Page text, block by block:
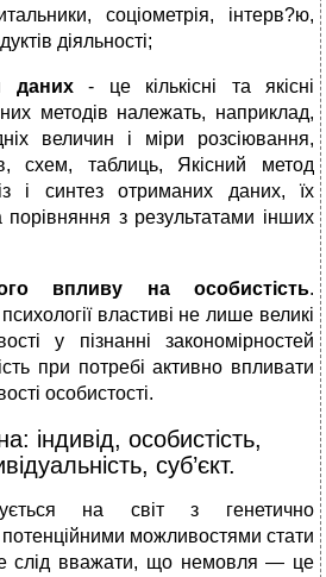
соціометрія, інтерв?ю,
діяльності;
даних- це кількісні та якісні
методів належать, наприклад,
величин і міри розсіювання,
схем, таблиць, Якісний метод
і синтез отриманих даних, їх
порівняння з результатами інших
впливу на особистість.
властиві не лише великі
у пізнанні закономірностей
при потребі активно впливати
особистості.
індивід, особистість,
суб’єкт.
на світ з генетично
можливостями стати
слід вважати, що немовля — це